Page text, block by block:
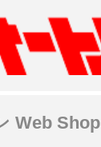
Web Shop